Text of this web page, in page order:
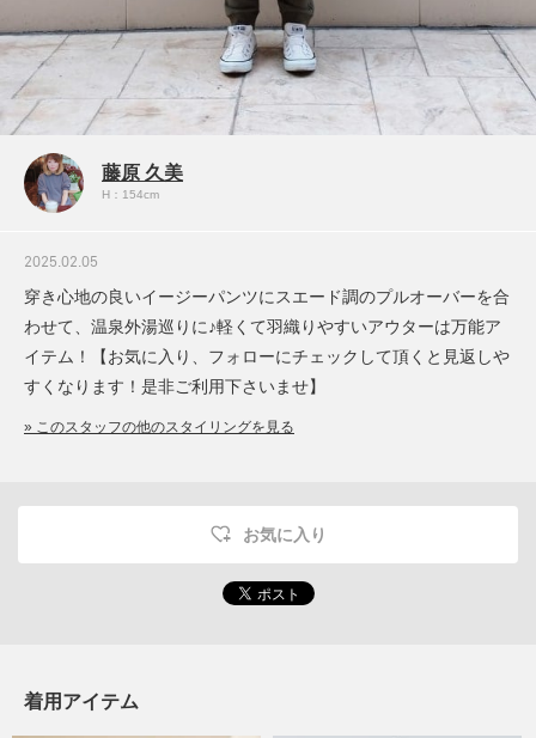
藤原 久美
H：154cm
2025.02.05
穿き心地の良いイージーパンツにスエード調のプルオーバーを合
わせて、温泉外湯巡りに♪軽くて羽織りやすいアウターは万能ア
イテム！【お気に入り、フォローにチェックして頂くと見返しや
すくなります！是非ご利用下さいませ】
» このスタッフの他のスタイリングを見る
お気に入り
着用アイテム